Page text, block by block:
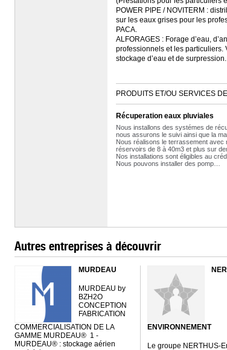
POWER PIPE / NOVITERM :
sur les eaux grises pour les
PACA.
ALFORAGES : Forage d’eau,
professionnels et les particuliers.
stockage d’eau et de
PRODUITS ET/OU SERVICES
Récuperation eaux pluviales
Nous installons des systémes de
nous assurons le suivi ainsi que la
Nous réalisons le terrassement avec
réservoirs de 8 à 40m3 et plus sur
Nos installations sont éligibles au
Nous pouvons installer des pomp…
Autres entreprises à découvrir
MURDEAU
MURDEAU by
BZH2O
CONCEPTION
FABRICATION
COMMERCIALISATION DE LA
GAMME MURDEAU® 1 -
MURDEAU® : stockage aérien
ENVIRONNEMENT
Le groupe NERTHUS-